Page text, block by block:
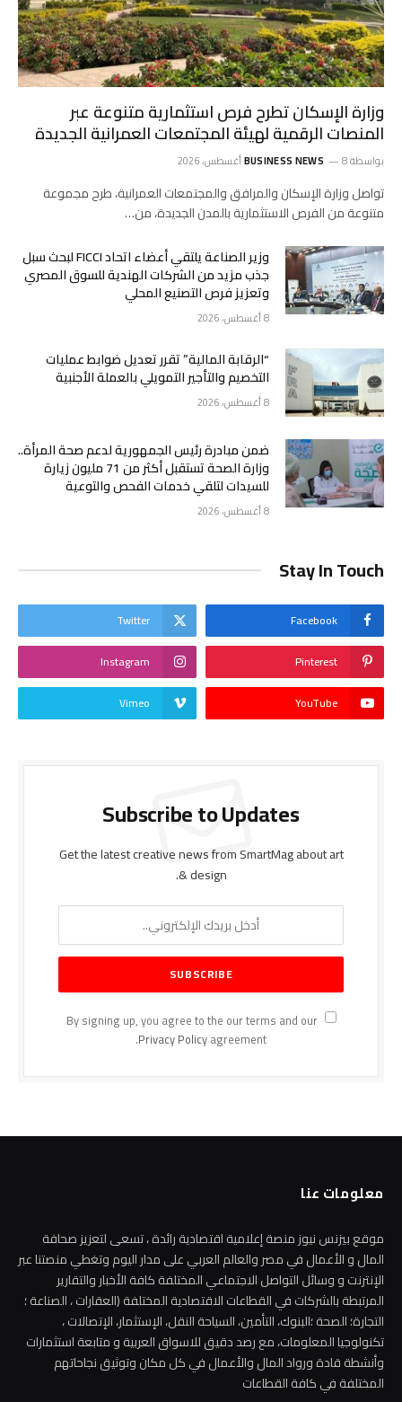
وزارة الإسكان تطرح فرص استثمارية متنوعة عبر
المنصات الرقمية لهيئة المجتمعات العمرانية الجديدة
بواسطة BUSINESS NEWS 8 أغسطس، 2026
تواصل وزارة الإسكان والمرافق والمجتمعات العمرانية، طرح مجموعة
متنوعة من الفرص الاستثمارية بالمدن الجديدة، من…
وزير الصناعة يلتقي أعضاء اتحاد FICCI لبحث سبل
جذب مزيد من الشركات الهندية للسوق المصري
وتعزيز فرص التصنيع المحلي
8 أغسطس، 2026
“الرقابة المالية” تقرر تعديل ضوابط عمليات
التخصيم والتأجير التمويلي بالعملة الأجنبية
8 أغسطس، 2026
ضمن مبادرة رئيس الجمهورية لدعم صحة المرأة..
وزارة الصحة تستقبل أكثر من 71 مليون زيارة
للسيدات لتلقي خدمات الفحص والتوعية
8 أغسطس، 2026
Stay In Touch
Facebook
Twitter
Pinterest
Instagram
YouTube
Vimeo
Subscribe to Updates
Get the latest creative news from SmartMag about art
& design.
By signing up, you agree to the our terms and our
Privacy Policyagreement.
معلومات عنا
موقع بيزنس نيوز منصة إعلامية اقتصادية رائدة ، تسعى لتعزيز صحافة
المال و الأعمال في مصر والعالم العربي على مدار اليوم وتغطي منصتنا عبر
الإنترنت و وسائل التواصل الاجتماعي المختلفة كافة الأخبار والتقارير
المرتبطة بالشركات في القطاعات الاقتصادية المختلفة (العقارات ، الصناعة ؛
التجارة؛ الصحة ؛البنوك، التأمين، السياحة النقل، الإستثمار، الإتصالات ،
تكنولوجيا المعلومات، مع رصد دقيق للاسواق العربية و متابعة استثمارات
وأنشطة قادة ورواد المال والأعمال في كل مكان وتوثيق نجاحاتهم
المختلفة في كافة القطاعات